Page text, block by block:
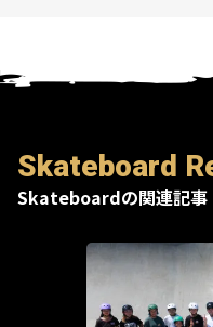
Skateboard
Skateboardの関連記事